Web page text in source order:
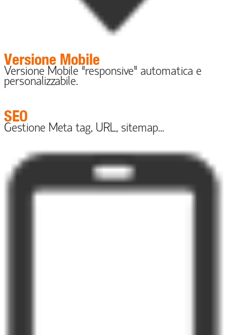
Versione Mobile
Versione Mobile “responsive” automatica e
personalizzabile.
SEO
Gestione Meta tag, URL, sitemap...